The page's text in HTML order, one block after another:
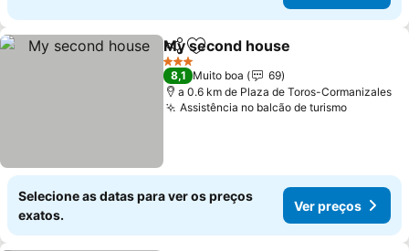
PartilharAdicionar aos favoritos
My second house
3 Estrelas
8,1 Muito boa
69
a 0.6 km de Plaza de Toros-Cormanizales
Assistência no balcão de turismo
Selecione as datas para ver os preços
exatos.
Ver preços